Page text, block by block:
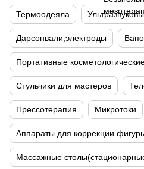
Термоодеяла
Дарсонвали,электроды
Портативные
Стульчики для мастеров
Прессотерапия Микротоки
Аппараты для коррекции
Массажные